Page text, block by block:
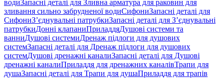
водиЗапасні деталі для Зливна арматура для раковин для
зливання сильно забрудненої водиСифониЗапасні деталі для
СифониЗ’єднувальні патрубкиЗапасні деталі для З’єднувальні
патрубкиДонні клапаниПриладдяДушові системи та
ванниДушові системиДренаж підлоги для душових
системЗапасні деталі для Дренаж підлоги для душових
системДушові дренажні каналиЗапасні деталі для Душові
дренажні каналиПриладдя для дренажних каналівТрапи для
душаЗапасні деталі для Трапи для душаПриладдя для трапів